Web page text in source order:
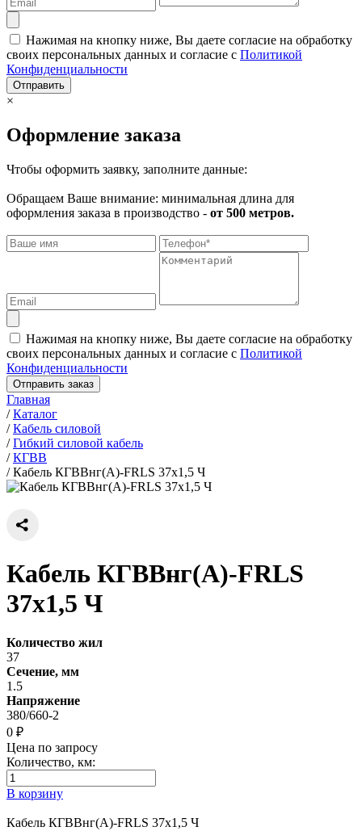
Нажимая на кнопку ниже, Вы даете согласие на обработку
своих персональных данных и согласие с Политикой
Конфиденциальности
Отправить
×
Оформление заказа
Чтобы оформить заявку, заполните данные:
Обращаем Ваше внимание: минимальная длина для
оформления заказа в производство - от 500 метров.
Нажимая на кнопку ниже, Вы даете согласие на обработку
своих персональных данных и согласие с Политикой
Конфиденциальности
Отправить заказ
Главная
/Каталог
/Кабель силовой
/Гибкий силовой кабель
/КГВВ
/Кабель КГВВнг(А)-FRLS 37х1,5 Ч
Кабель КГВВнг(А)-FRLS
37х1,5 Ч
Количество жил
37
Сечение, мм
1.5
Напряжение
380/660-2
0 ₽
Цена по запросу
Количество, км:
В корзину
Кабель КГВВнг(А)-FRLS 37х1,5 Ч